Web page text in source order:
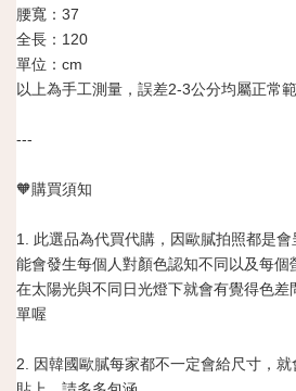
腰寬：37
全長：120
單位：cm
以上為手工測量，誤差2-3公分均屬正常
---
🧡購買須知
1. 此選品為代買代購，因歐膩拍照都是
能會發生每個人對顏色認知不同以及每
在太陽光與不同日光燈下就會有覺得色
單喔
2. 因韓國歐膩每家都不一定會給尺寸，